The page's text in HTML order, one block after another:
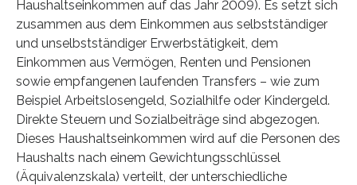
Haushaltseinkommen auf das Jahr 2009). Es setzt sich
zusammen aus dem Einkommen aus selbstständiger
und unselbstständiger Erwerbstätigkeit, dem
Einkommen aus Vermögen, Renten und Pensionen
sowie empfangenen laufenden Transfers – wie zum
Beispiel Arbeitslosengeld, Sozialhilfe oder Kindergeld.
Direkte Steuern und Sozialbeiträge sind abgezogen.
Dieses Haushaltseinkommen wird auf die Personen des
Haushalts nach einem Gewichtungsschlüssel
(Äquivalenzskala) verteilt, der unterschiedliche